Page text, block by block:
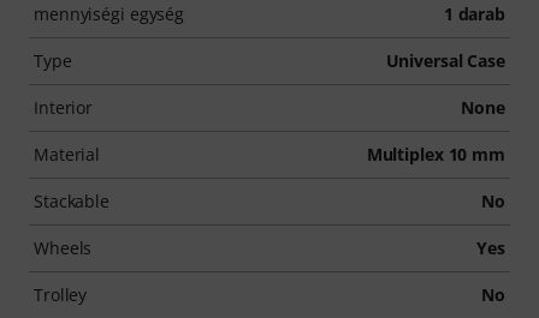
mennyiségi egység 1 darab
Type Universal Case
Interior None
Material Multiplex 10 mm
Stackable No
Wheels Yes
Trolley No